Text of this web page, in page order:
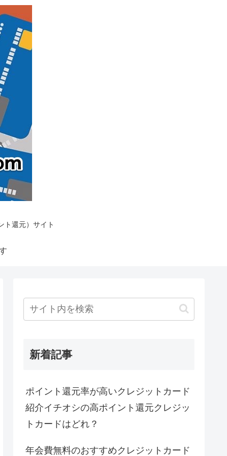
ト還元）サイト
新着記事
ポイント還元率が高いクレジットカード
紹介イチオシの高ポイント還元クレジッ
トカードはどれ？
年会費無料のおすすめクレジットカード